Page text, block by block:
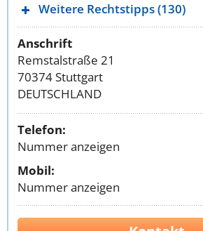
Weitere Rechtstipps (130)
Anschrift
Remstalstraße 21
70374 Stuttgart
DEUTSCHLAND
Telefon:
Nummer anzeigen
Mobil:
Nummer anzeigen